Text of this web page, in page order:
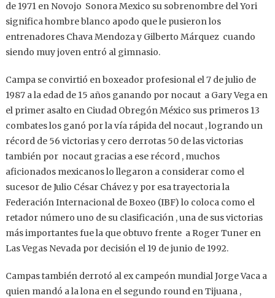
de 1971 en Novojo Sonora Mexico su sobrenombre del Yori
significa hombre blanco apodo que le pusieron los
entrenadores Chava Mendoza y Gilberto Márquez cuando
siendo muy joven entró al gimnasio.
Campa se convirtió en boxeador profesional el 7 de julio de
1987 a la edad de 15 años ganando por nocaut a Gary Vega en
el primer asalto en Ciudad Obregón México sus primeros 13
combates los ganó por la vía rápida del nocaut , logrando un
récord de 56 victorias y cero derrotas 50 de las victorias
también por nocaut gracias a ese récord , muchos
aficionados mexicanos lo llegaron a considerar como el
sucesor de Julio César Chávez y por esa trayectoria la
Federación Internacional de Boxeo (IBF) lo coloca como el
retador número uno de su clasificación , una de sus victorias
más importantes fue la que obtuvo frente a Roger Tuner en
Las Vegas Nevada por decisión el 19 de junio de 1992.
Campas también derrotó al ex campeón mundial Jorge Vaca a
quien mandó a la lona en el segundo round en Tijuana ,